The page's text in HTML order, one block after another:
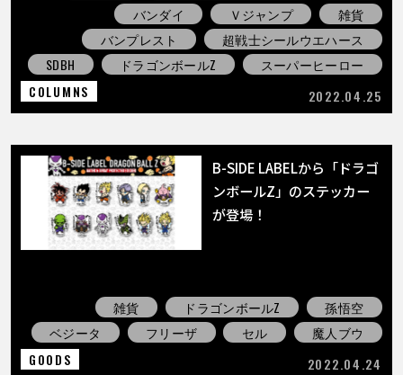
バンダイ
Ｖジャンプ
雑貨
バンプレスト
超戦士シールウエハース
SDBH
ドラゴンボールZ
スーパーヒーロー
COLUMNS
2022.04.25
B-SIDE LABELから「ドラゴ
ンボールZ」のステッカー
が登場！
雑貨 ドラゴンボールZ
孫悟空
ベジータ
フリーザ セル
魔人ブウ
GOODS
2022.04.24